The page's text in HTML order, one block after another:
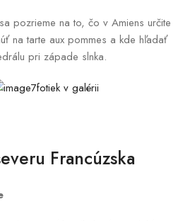
pozrieme na to, čo v Amiens určite
na tarte aux pommes a kde hľadať
pri západe slnka.
7fotiek v galérii
Francúzska